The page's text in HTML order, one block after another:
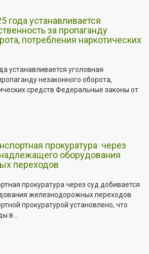
года устанавливается
за пропаганду
потребления наркотических
устанавливается уголовная
незаконного оборота,
средств Федеральные законы от
прокуратура через
оборудования
переходов
прокуратура через суд добивается
железнодорожных переходов
прокуратурой установлено, что
в...